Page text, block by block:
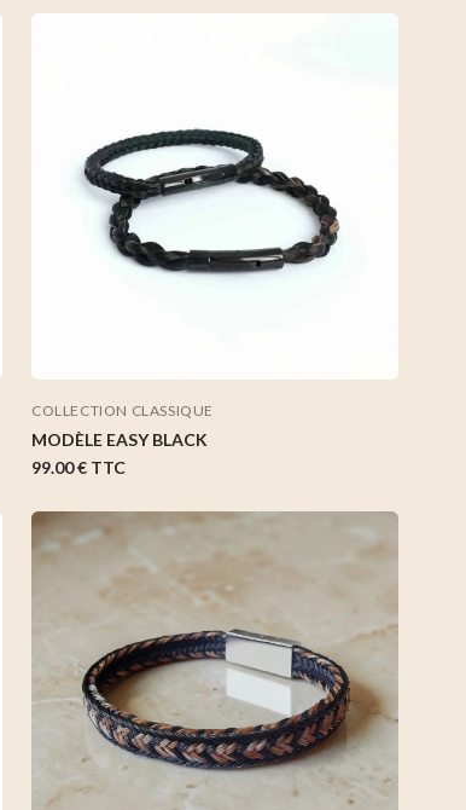
COLLECTION CLASSIQUE
MODÈLE EASY BLACK
99.00 € TTC